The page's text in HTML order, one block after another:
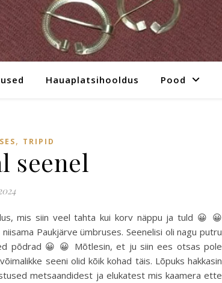
Hauaplatsihooldus Pood
, TRIPID
seenel
mis siin veel tahta kui korv näppu ja tuld 😀 😀
Paukjärve ümbruses. Seenelisi oli nagu putru
põdrad 😀 😀 Mõtlesin, et ju siin ees otsas pole
seeni olid kõik kohad täis. Lõpuks hakkasin
metsaandidest ja elukatest mis kaamera ette